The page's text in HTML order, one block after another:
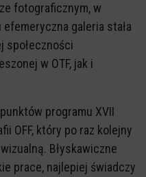
fotograficznym, w
galeria stała
społeczności
w OTF, jak i
programu XVII
OFF, który po raz kolejny
Błyskawiczne
prace, najlepiej świadczy